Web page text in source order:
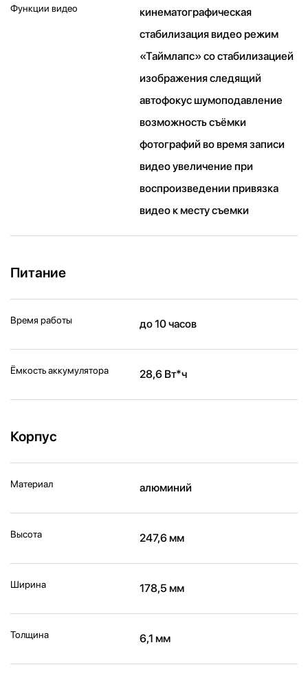
Функции видео
кинематографическая
стабилизация видео режим
«Таймлапс» со стабили­зацией
изображения следящий
автофокус шумоподавление
возможность съёмки
фотографий во время записи
видео увеличение при
воспроизведении привязка
видео к месту съемки
Питание
Время работы до 10 часов
Ёмкость аккумулятора 28,6 Вт*ч
Корпус
Материал алюминий
Высота 247,6 мм
Ширина 178,5 мм
Толщина 6,1 мм